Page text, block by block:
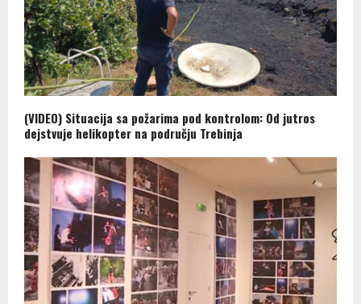
(VIDEO) Situacija sa požarima pod kontrolom: Od jutros
dejstvuje helikopter na području Trebinja